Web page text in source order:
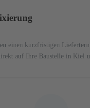
einen kurzfristigen
auf Ihre Baustelle in Kiel